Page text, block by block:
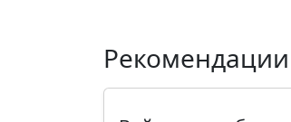
Рекомендации